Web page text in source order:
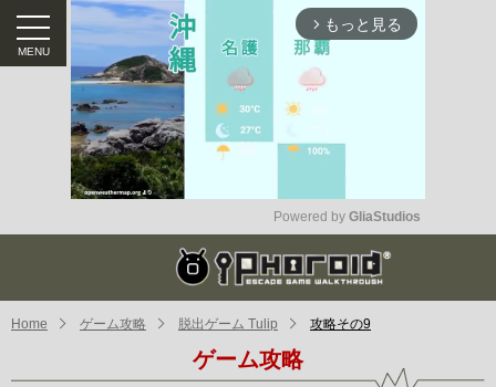
arrow_forward_ios もっと見る
Mute
Powered by GliaStudios
Home ゲーム攻略 脱出ゲーム Tulip 攻略その9
ゲーム攻略